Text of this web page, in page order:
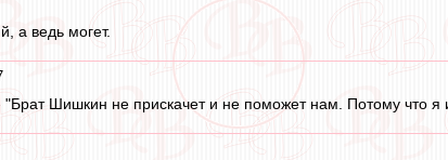
а ведь могет.
"Брат Шишкин не прискачет и не поможет нам. Потому что